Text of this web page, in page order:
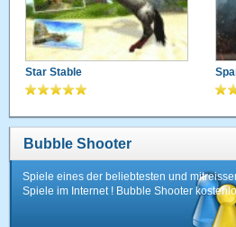
Star Stable
Bubble Shooter
Spiele eines der beliebtesten und
Spiele im Internet ! Bubble Shooter